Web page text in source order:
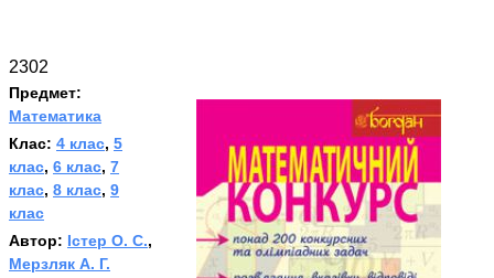
2302
Предмет:
Математика
Клас: 4 клас, 5
клас, 6 клас, 7
клас, 8 клас, 9
клас
Автор: Істер О. С.,
Мерзляк А. Г.